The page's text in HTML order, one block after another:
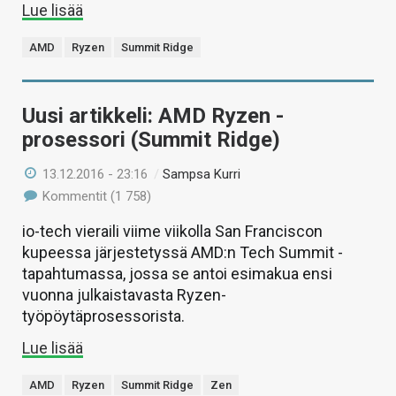
Lue lisää
AMD Ryzen Summit Ridge
Uusi artikkeli: AMD Ryzen -
prosessori (Summit Ridge)
13.12.2016 - 23:16 /Sampsa Kurri
Kommentit (1 758)
io-tech vieraili viime viikolla San Franciscon
kupeessa järjestetyssä AMD:n Tech Summit -
tapahtumassa, jossa se antoi esimakua ensi
vuonna julkaistavasta Ryzen-
työpöytäprosessorista.
Lue lisää
AMD Ryzen Summit Ridge Zen